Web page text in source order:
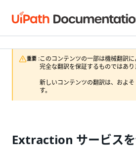
重要 :このコンテンツの一部は機械翻訳に
完全な翻訳を保証するものではあり
新しいコンテンツの翻訳は、およ
す。
Extraction サービス